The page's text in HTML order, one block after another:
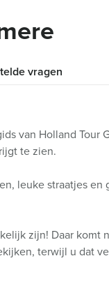
vragen
van Holland Tour
te zien.
leuke straatjes en
zijn! Daar komt
terwijl u dat